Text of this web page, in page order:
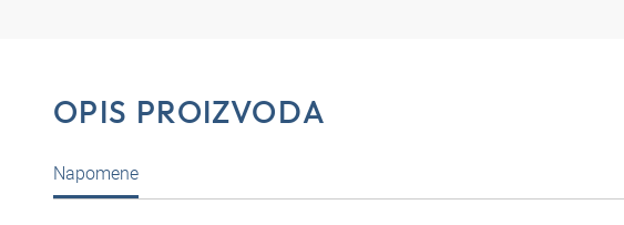
OPIS PROIZVODA
Napomene